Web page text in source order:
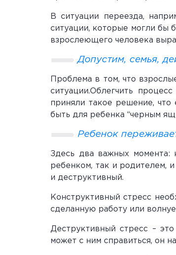
В ситуации переезда,
ситуации, которые могли бы
взрослеющего человека
Допустим, семья,
Проблема в том, что
ситуации.Облегчить
приняли такое решение,
быть для ребенка “черным
Ребенок
Здесь два важных момента:
ребенком, так и родителем,
и деструктивный.
Конструктивный стресс
сделанную работу или
Деструктивный стресс –
может с ним справиться, он